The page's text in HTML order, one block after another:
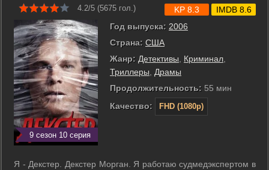
4.2/5 (5675 гол.)
9 сезон 10 серия
Год выпуска: 2006
Страна: США
Жанр: Детективы, Криминал,
Триллеры, Драмы
Продолжительность: 55 мин
Качество:
FHD (1080p)
KP 8.3 IMDB 8.6
Я - Декстер. Декстер Морган. Я работаю судмедэкспертом в